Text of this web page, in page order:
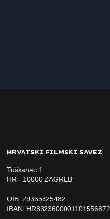
HRVATSKI FILMSKI SAVEZ
Tuškanac 1
HR - 10000 ZAGREB
OIB: 29355825482
IBAN: HR8323600001101556872